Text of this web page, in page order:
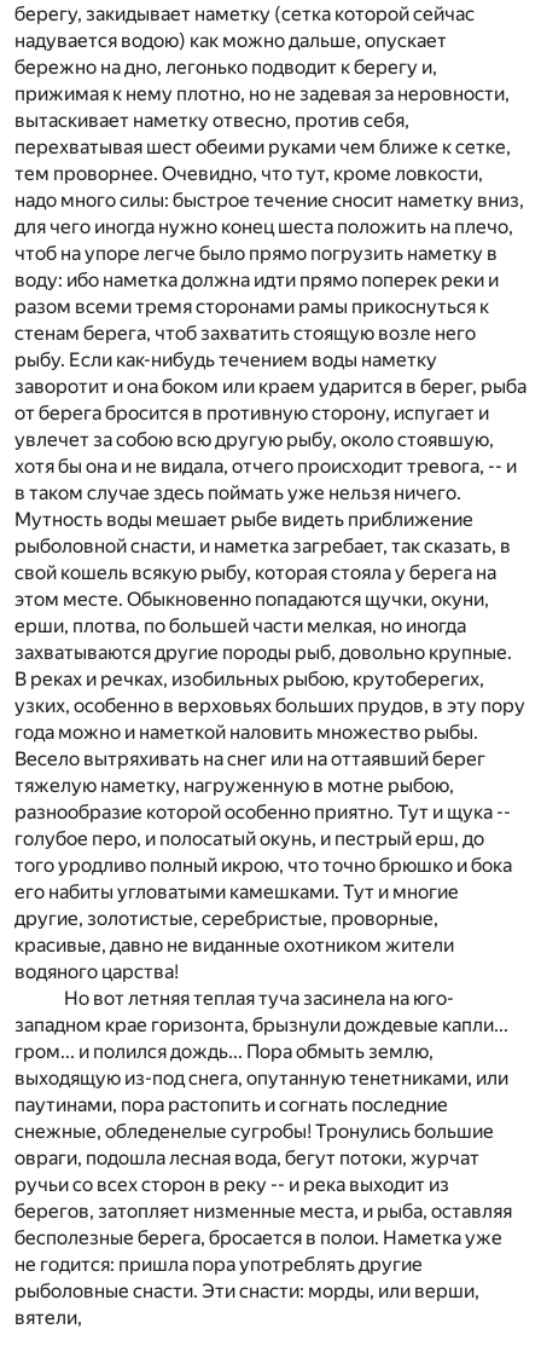
берегу, закидывает наметку (сетка которой сейчас
надувается водою) как можно дальше, опускает
бережно на дно, легонько подводит к берегу и,
прижимая к нему плотно, но не задевая за неровности,
вытаскивает наметку отвесно, против себя,
перехватывая шест обеими руками чем ближе к сетке,
тем проворнее. Очевидно, что тут, кроме ловкости,
надо много силы: быстрое течение сносит наметку вниз,
для чего иногда нужно конец шеста положить на плечо,
чтоб на упоре легче было прямо погрузить наметку в
воду: ибо наметка должна идти прямо поперек реки и
разом всеми тремя сторонами рамы прикоснуться к
стенам берега, чтоб захватить стоящую возле него
рыбу. Если как-нибудь течением воды наметку
заворотит и она боком или краем ударится в берег, рыба
от берега бросится в противную сторону, испугает и
увлечет за собою всю другую рыбу, около стоявшую,
хотя бы она и не видала, отчего происходит тревога, -- и
в таком случае здесь поймать уже нельзя ничего.
Мутность воды мешает рыбе видеть приближение
рыболовной снасти, и наметка загребает, так сказать, в
свой кошель всякую рыбу, которая стояла у берега на
этом месте. Обыкновенно попадаются щучки, окуни,
ерши, плотва, по большей части мелкая, но иногда
захватываются другие породы рыб, довольно крупные.
В реках и речках, изобильных рыбою, крутоберегих,
узких, особенно в верховьях больших прудов, в эту пору
года можно и наметкой наловить множество рыбы.
Весело вытряхивать на снег или на оттаявший берег
тяжелую наметку, нагруженную в мотне рыбою,
разнообразие которой особенно приятно. Тут и щука --
голубое перо, и полосатый окунь, и пестрый ерш, до
того уродливо полный икрою, что точно брюшко и бока
его набиты угловатыми камешками. Тут и многие
другие, золотистые, серебристые, проворные,
красивые, давно не виданные охотником жители
водяного царства!
Но вот летняя теплая туча засинела на юго-
западном крае горизонта, брызнули дождевые капли...
гром... и полился дождь... Пора обмыть землю,
выходящую из-под снега, опутанную тенетниками, или
паутинами, пора растопить и согнать последние
снежные, обледенелые сугробы! Тронулись большие
овраги, подошла лесная вода, бегут потоки, журчат
ручьи со всех сторон в реку -- и река выходит из
берегов, затопляет низменные места, и рыба, оставляя
бесполезные берега, бросается в полои. Наметка уже
не годится: пришла пора употреблять другие
рыболовные снасти. Эти снасти: морды, или верши,
вятели,